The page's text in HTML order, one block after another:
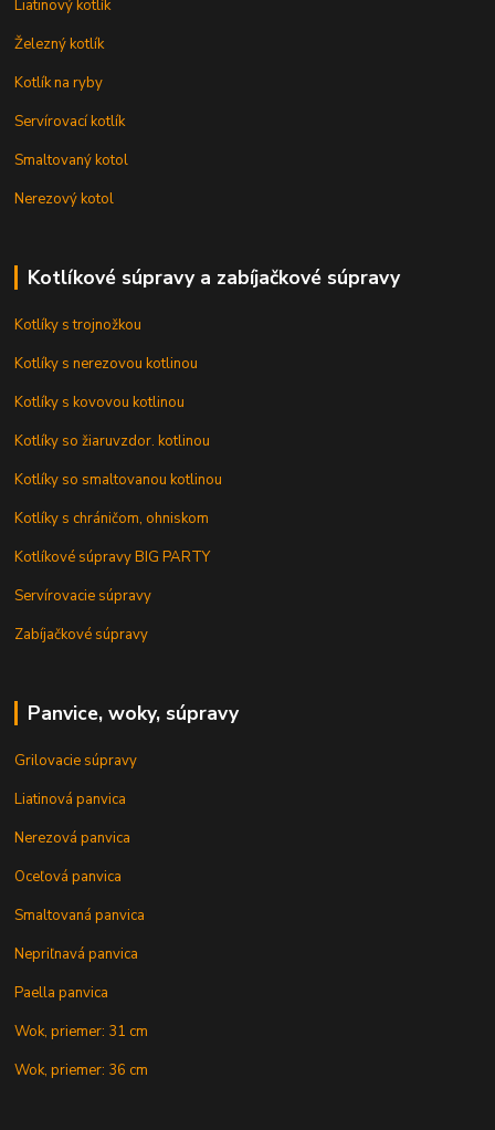
Liatinový kotlík
Železný kotlík
Kotlík na ryby
Servírovací kotlík
Smaltovaný kotol
Nerezový kotol
Kotlíkové súpravy a zabíjačkové súpravy
Kotlíky s trojnožkou
Kotlíky s nerezovou kotlinou
Kotlíky s kovovou kotlinou
Kotlíky so žiaruvzdor. kotlinou
Kotlíky so smaltovanou kotlinou
Kotlíky s chráničom, ohniskom
Kotlíkové súpravy BIG PARTY
Servírovacie súpravy
Zabíjačkové súpravy
Panvice, woky, súpravy
Grilovacie súpravy
Liatinová panvica
Nerezová panvica
Oceľová panvica
Smaltovaná panvica
Nepriľnavá panvica
Paella panvica
Wok, priemer: 31 cm
Wok, priemer: 36 cm